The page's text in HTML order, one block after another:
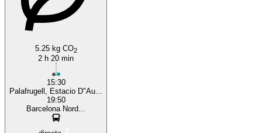
5.25 kg CO2
2 h 20 min
15:30
Palafrugell, Estacio D"Au...
19:50
Barcelona Nord...